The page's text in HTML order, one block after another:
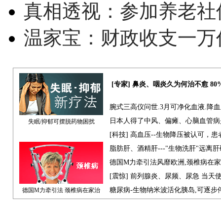
真相透视：参加养老
温家宝：财政收支一
失眠/抑郁可摆脱药物困扰
[专家] 鼻炎、咽炎久为何治不愈
腕式三高仪问世.3月可净化血液.降
日本人得了中风、偏瘫、心脑血管
[科技] 高血压--生物降压被认可，患
德国M力牵引法 颈椎病在家治
脂肪肝、酒精肝---"生物洗肝"远离肝
德国M力牵引法风靡欧洲,颈椎病在
[震惊] 前列腺炎、尿频、尿急 当天
糖尿病-生物纳米波活化胰岛,可逐步